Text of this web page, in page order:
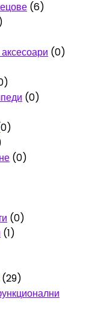
(6)
(0)
(0)
(0)
(0)
(1)
(29)